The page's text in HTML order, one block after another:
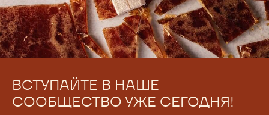
ВСТУПАЙТЕ В НАШЕ
СООБЩЕСТВО УЖЕ СЕГОДНЯ!